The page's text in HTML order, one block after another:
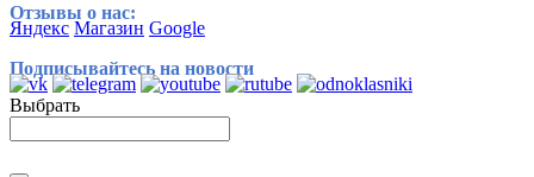
Отзывы о нас:
Яндекс Магазин Google
Подписывайтесь на новости
Выбрать